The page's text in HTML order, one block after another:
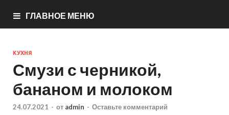
ГЛАВНОЕ МЕНЮ
КУХНЯ
Смузи с черникой,
бананом и молоком
24.07.2021 - от admin - Оставьте комментарий